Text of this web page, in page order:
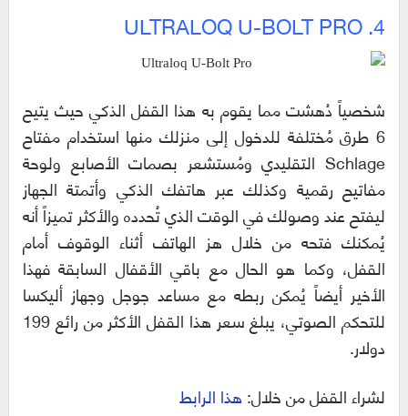
4. ULTRALOQ U-BOLT PRO
شخصياً دُهشت مما يقوم به هذا القفل الذكي حيث يتيح
6 طرق مُختلفة للدخول إلى منزلك منها استخدام مفتاح
Schlage التقليدي ومُستشعر بصمات الأصابع ولوحة
مفاتيح رقمية وكذلك عبر هاتفك الذكي وأتمتة الجهاز
ليفتح عند وصولك في الوقت الذي تُحدده والأكثر تميزاً أنه
يُمكنك فتحه من خلال هز الهاتف أثناء الوقوف أمام
القفل، وكما هو الحال مع باقي الأقفال السابقة فهذا
الأخير أيضاً يُمكن ربطه مع مساعد جوجل وجهاز أليكسا
للتحكم الصوتي، يبلغ سعر هذا القفل الأكثر من رائع 199
دولار.
لشراء القفل من خلال:هذا الرابط